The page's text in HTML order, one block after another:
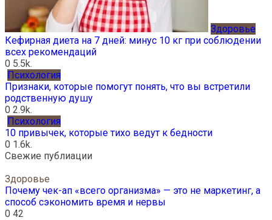
Здоровье
Кефирная диета на 7 дней: минус 10 кг при соблюдении
всех рекомендаций
0 5.5k.
Психология
Признаки, которые помогут понять, что вы встретили
родственную душу
0 2.9k.
Психология
10 привычек, которые тихо ведут к бедности
0 1.6k.
Свежие публиации
Здоровье
Почему чек-ап «всего организма» — это не маркетинг, а
способ сэкономить время и нервы
0 42